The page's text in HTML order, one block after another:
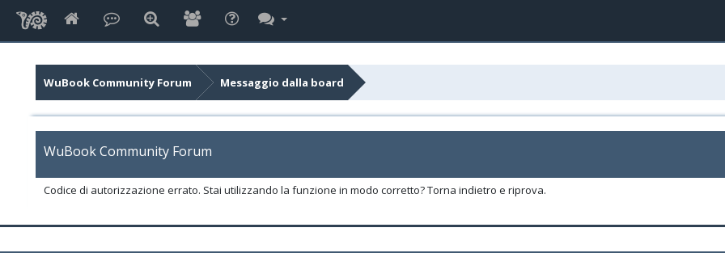
WuBook Community Forum Messaggio dalla board
WuBook Community Forum
Codice di autorizzazione errato. Stai utilizzando la funzione in modo corretto? Torna indietro e riprova.